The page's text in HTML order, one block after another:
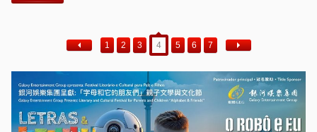
1 2 3 4 5 6 7